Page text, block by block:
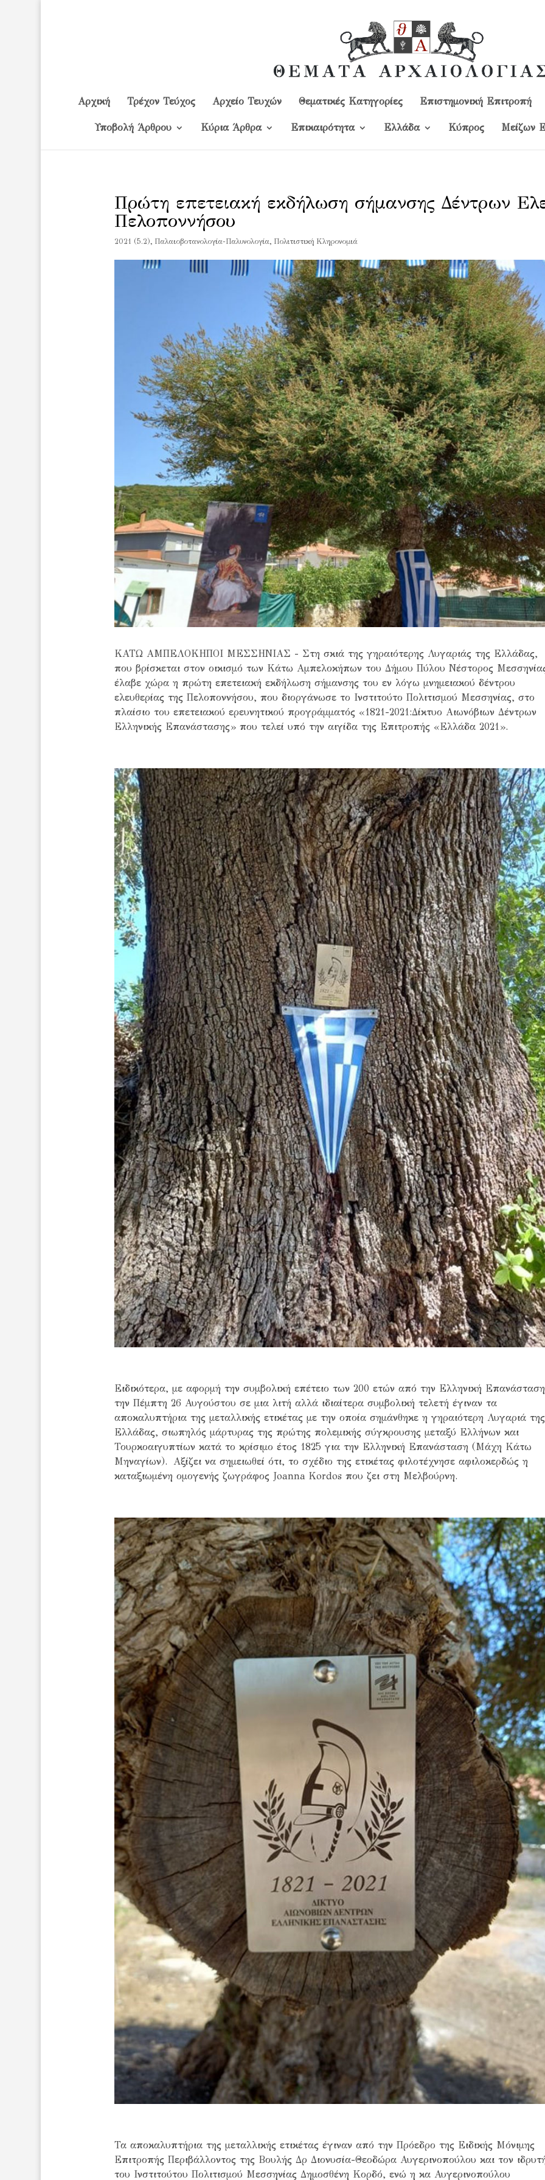
Αρχική Τρέχον Τεύχος Αρχείο Τευχών Θεματικές Κατηγορίες Επιστημονική Επιτροπή
Υποβολή Άρθρου Κύρια Άρθρα Επικαιρότητα Ελλάδα Kύπρος Μείζων
Πρώτη επετειακή εκδήλωση σήμανσης Δέντρων
Πελοποννήσου
2021 (5.2), Παλαιοβοτανολογία-Παλυνολογία, Πολιτιστική Κληρονομιά
ΚΑΤΩ ΑΜΠΕΛΟΚΗΠΟΙ ΜΕΣΣΗΝΙΑΣ - Στη σκιά της γηραιότερης Λυγαριάς της Ελλάδας,
που βρίσκεται στον οικισμό των Κάτω Αμπελοκήπων του Δήμου Πύλου Νέστορος
έλαβε χώρα η πρώτη επετειακή εκδήλωση σήμανσης του εν λόγω μνημειακού δέντρου
ελευθερίας της Πελοποννήσου, που διοργάνωσε το Ινστιτούτο Πολιτισμού Μεσσηνίας, στο
πλαίσιο του επετειακού ερευνητικού προγράμματός «1821-2021:Δίκτυο Αιωνόβιων Δέντρων
Ελληνικής Επανάστασης» που τελεί υπό την αιγίδα της Επιτροπής «Ελλάδα 2021».
Ειδικότερα, με αφορμή την συμβολική επέτειο των 200 ετών από την Ελληνική
την Πέμπτη 26 Αυγούστου σε μια λιτή αλλά ιδιαίτερα συμβολική τελετή έγιναν τα
αποκαλυπτήρια της μεταλλικής ετικέτας με την οποία σημάνθηκε η γηραιότερη Λυγαριά της
Ελλάδας, σιωπηλός μάρτυρας της πρώτης πολεμικής σύγκρουσης μεταξύ Ελλήνων και
Τουρκοαιγυπτίων κατά το κρίσιμο έτος 1825 για την Ελληνική Επανάσταση (Μάχη Κάτω
Μηναγίων). Αξίζει να σημειωθεί ότι, το σχέδιο της ετικέτας φιλοτέχνησε αφιλοκερδώς η
καταξιωμένη ομογενής ζωγράφος Joanna Kordos που ζει στη Μελβούρνη.
Τα αποκαλυπτήρια της μεταλλικής ετικέτας έγιναν από την Πρόεδρο της Ειδικής Μόνιμης
Επιτροπής Περιβάλλοντος της Βουλής Δρ Διονυσία-Θεοδώρα Αυγερινοπούλου και τον
του Ινστιτούτου Πολιτισμού Μεσσηνίας Δημοσθένη Κορδό, ενώ η κα Αυγερινοπούλου